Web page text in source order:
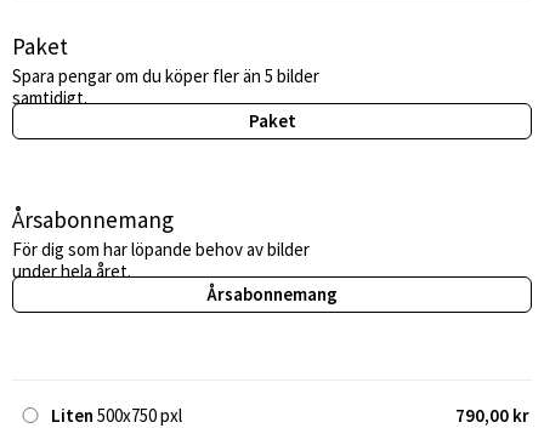
Paket
Spara pengar om du köper fler än 5 bilder
samtidigt.
Paket
Årsabonnemang
För dig som har löpande behov av bilder
under hela året.
Årsabonnemang
Liten 500x750 pxl 790,00 kr